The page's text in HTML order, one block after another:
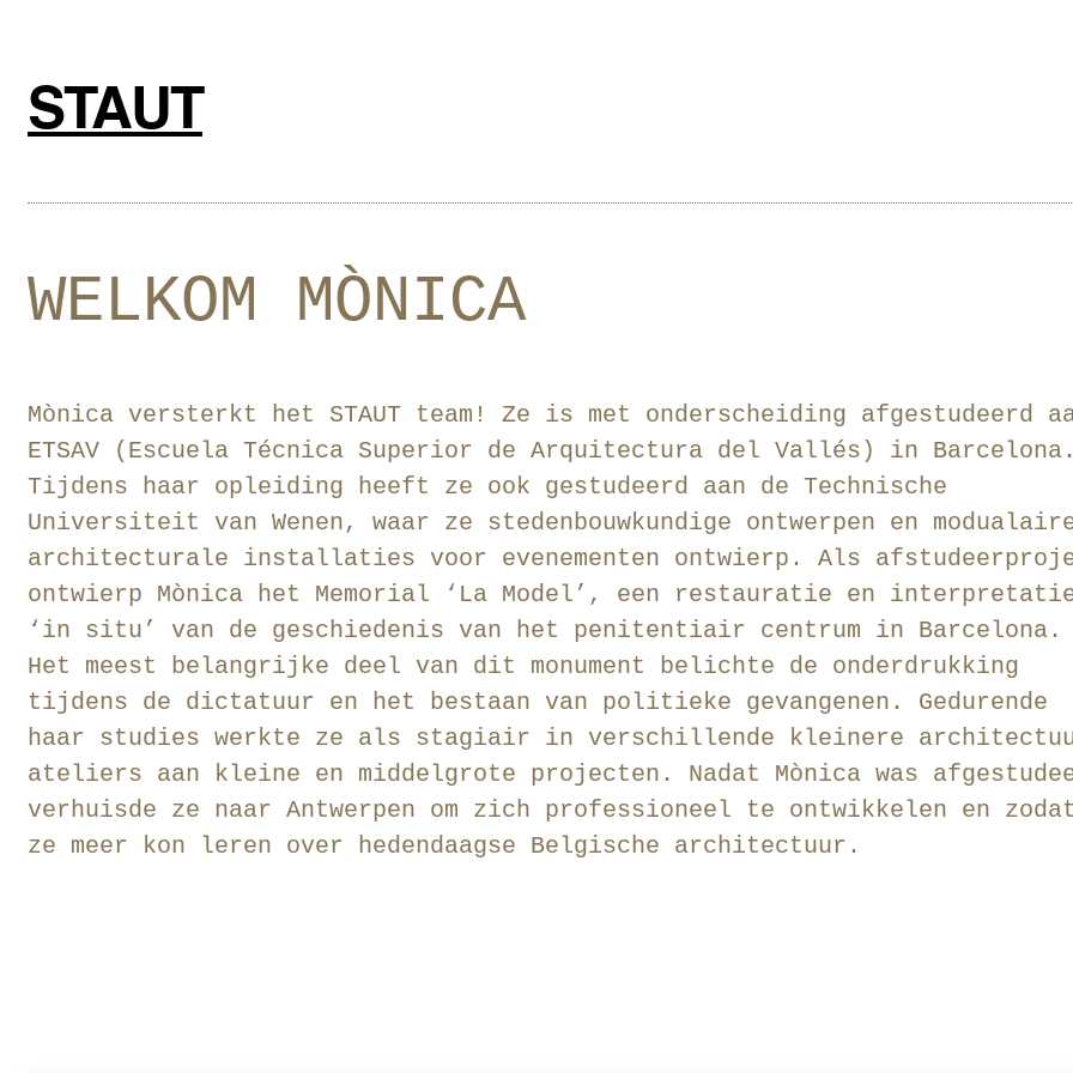
de
inhoud
STAUT
WELKOM MÒNICA
Mònica versterkt het STAUT team! Ze is met onderscheiding afgestudeerd
ETSAV (Escuela Técnica Superior de Arquitectura del Vallés) in Barcelona.
Tijdens haar opleiding heeft ze ook gestudeerd aan de Technische
Universiteit van Wenen, waar ze stedenbouwkundige ontwerpen en
architecturale installaties voor evenementen ontwierp. Als
ontwierp Mònica het Memorial ‘La Model’, een restauratie en
‘in situ’ van de geschiedenis van het penitentiair centrum in Barcelona.
Het meest belangrijke deel van dit monument belichte de onderdrukking
tijdens de dictatuur en het bestaan van politieke gevangenen. Gedurende
haar studies werkte ze als stagiair in verschillende kleinere
ateliers aan kleine en middelgrote projecten. Nadat Mònica was
verhuisde ze naar Antwerpen om zich professioneel te ontwikkelen en zodat
ze meer kon leren over hedendaagse Belgische architectuur.